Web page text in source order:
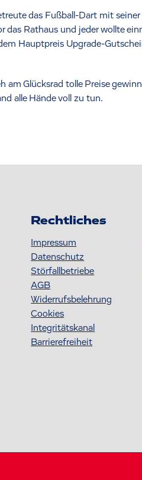
das Fußball-Dart mit seiner
das Rathaus und jeder wollte
Hauptpreis Upgrade-
am Glücksrad tolle Preise
alle Hände voll zu tun.
Rechtliches
Impressum
Datenschutz
Störfallbetriebe
AGB
Widerrufsbelehrung
Cookies
Integritätskanal
Barrierefreiheit